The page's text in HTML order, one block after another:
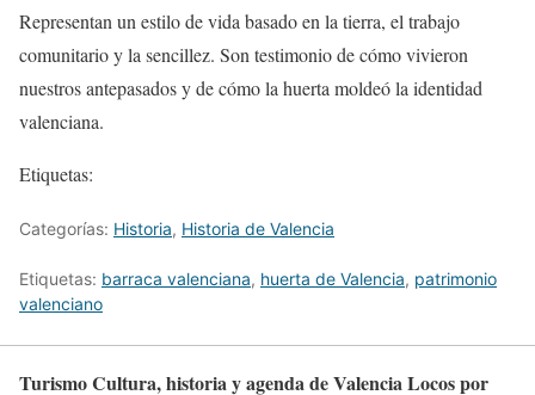
Representan un estilo de vida basado en la tierra, el trabajo
comunitario y la sencillez. Son testimonio de cómo vivieron
nuestros antepasados y de cómo la huerta moldeó la identidad
valenciana.
Etiquetas:
Categorías: Historia, Historia de Valencia
Etiquetas: barraca valenciana, huerta de Valencia, patrimonio
valenciano
Turismo Cultura, historia y agenda de Valencia Locos por